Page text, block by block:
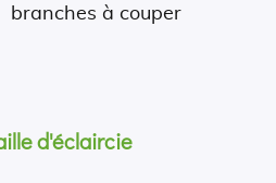
branches à couper
d'éclaircie